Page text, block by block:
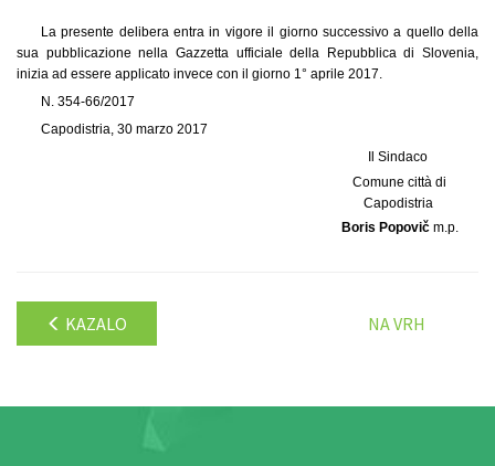
La presente delibera entra in vigore il giorno successivo a quello della
sua pubblicazione nella Gazzetta ufficiale della Repubblica di Slovenia,
inizia ad essere applicato invece con il giorno 1° aprile 2017.
N. 354-66/2017
Capodistria, 30 marzo 2017
Il Sindaco
Comune città di
Capodistria
Boris Popovičm.p.
KAZALO NA VRH